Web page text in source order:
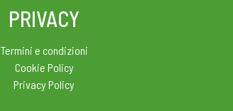
PRIVACY
Termini e condizioni
Cookie Policy
Privacy Policy